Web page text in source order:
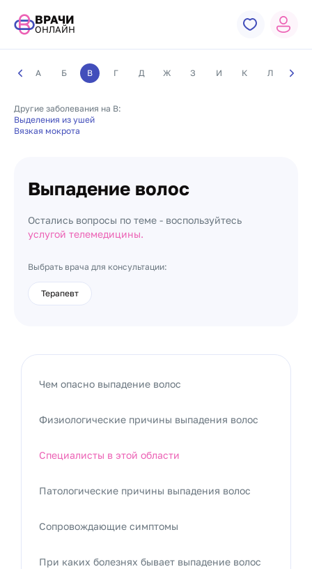
ВРАЧИ
ОНЛАЙН
А Б В Г Д Ж З И К Л М
Другие заболевания на В:
Выделения из ушей
Вязкая мокрота
Выпадение волос
Остались вопросы по теме - воспользуйтесь
услугой телемедицины.
Выбрать врача для консультации:
Терапевт
Чем опасно выпадение волос
Физиологические причины выпадения волос
Специалисты в этой области
Патологические причины выпадения волос
Сопровождающие симптомы
При каких болезнях бывает выпадение волос